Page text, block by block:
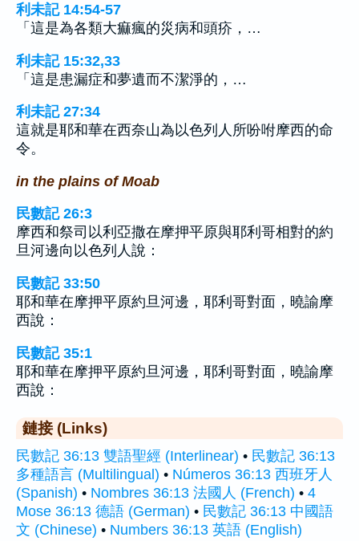
利未記 14:54-57
「這是為各類大痲瘋的災病和頭疥，…
利未記 15:32,33
「這是患漏症和夢遺而不潔淨的，…
利未記 27:34
這就是耶和華在西奈山為以色列人所吩咐摩西的命
令。
in the plains of Moab
民數記 26:3
摩西和祭司以利亞撒在摩押平原與耶利哥相對的約
旦河邊向以色列人說：
民數記 33:50
耶和華在摩押平原約旦河邊，耶利哥對面，曉諭摩
西說：
民數記 35:1
耶和華在摩押平原約旦河邊，耶利哥對面，曉諭摩
西說：
鏈接 (Links)
民數記 36:13 雙語聖經 (Interlinear) • 民數記 36:13
多種語言 (Multilingual) • Números 36:13 西班牙人
(Spanish) • Nombres 36:13 法國人 (French) • 4
Mose 36:13 德語 (German) • 民數記 36:13 中國語
文 (Chinese) • Numbers 36:13 英語 (English)